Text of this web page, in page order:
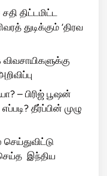
திட்டமிட்ட
துடிக்கும் ‘திரவ
– பிரிஜ் பூஷன்
தீர்ப்பின் முழு
செய்த இந்திய